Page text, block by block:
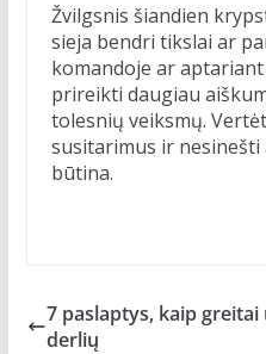
Žvilgsnis šiandien
sieja bendri tikslai ar
komandoje ar
prireikti daugiau
tolesnių veiksmų.
susitarimus ir nesinešti
būtina.
7 paslaptys, kaip
derlių